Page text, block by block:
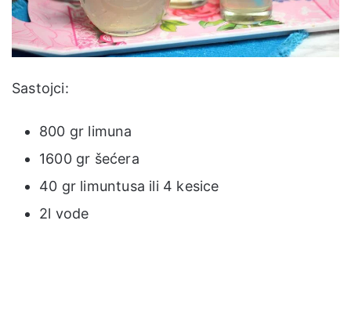
Sastojci:
800 gr limuna
1600 gr šećera
40 gr limuntusa ili 4 kesice
2l vode